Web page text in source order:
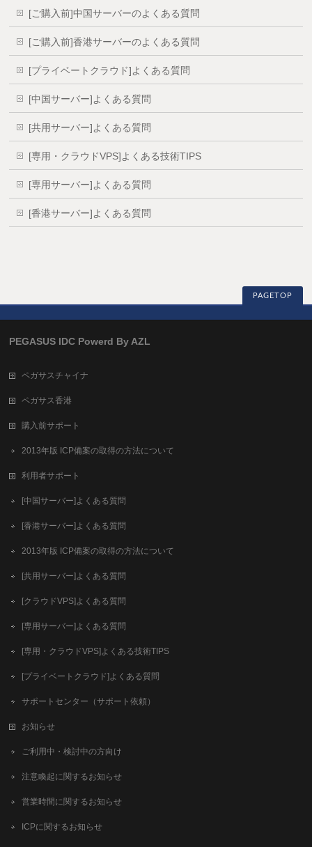
[ご購入前]中国サーバーのよくある質問
[ご購入前]香港サーバーのよくある質問
[プライベートクラウド]よくある質問
[中国サーバー]よくある質問
[共用サーバー]よくある質問
[専用・クラウドVPS]よくある技術TIPS
[専用サーバー]よくある質問
[香港サーバー]よくある質問
PAGETOP
PEGASUS IDC Powerd By AZL
ペガサスチャイナ
ペガサス香港
購入前サポート
2013年版 ICP備案の取得の方法について
利用者サポート
[中国サーバー]よくある質問
[香港サーバー]よくある質問
2013年版 ICP備案の取得の方法について
[共用サーバー]よくある質問
[クラウドVPS]よくある質問
[専用サーバー]よくある質問
[専用・クラウドVPS]よくある技術TIPS
[プライベートクラウド]よくある質問
サポートセンター（サポート依頼）
お知らせ
ご利用中・検討中の方向け
注意喚起に関するお知らせ
営業時間に関するお知らせ
ICPに関するお知らせ